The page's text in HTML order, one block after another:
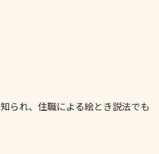
られ、住職による絵とき説法でも